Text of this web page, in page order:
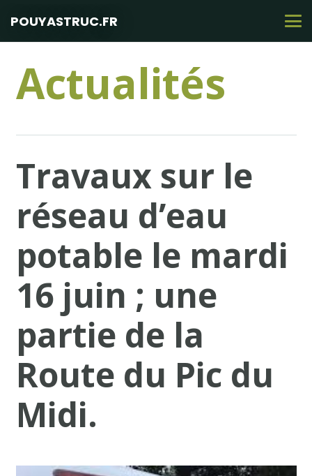
POUYASTRUC.FR
Actualités
Travaux sur le
réseau d’eau
potable le mardi
16 juin ; une
partie de la
Route du Pic du
Midi.